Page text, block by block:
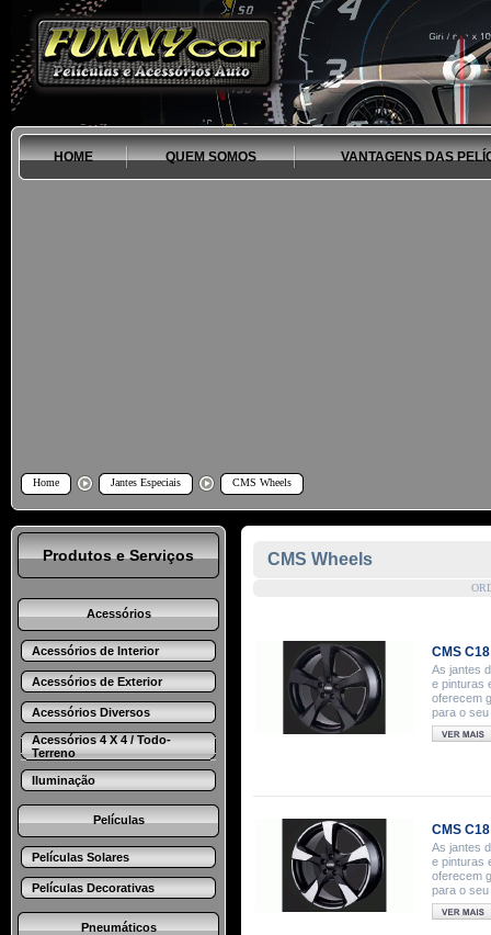
HOME QUEM SOMOS VANTAGENS DAS
Home Jantes Especiais CMS Wheels
Produtos e Serviços
Acessórios
Acessórios de Interior
Acessórios de Exterior
Acessórios Diversos
Acessórios 4 X 4 / Todo-
Terreno
Iluminação
Películas
Películas Solares
Películas Decorativas
Pneumáticos
CMS Wheels
CMS
As jantes
e pinturas
oferecem
para o
CMS
As jantes
e pinturas
oferecem
para o